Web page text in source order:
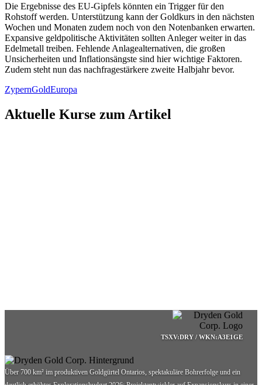
Die Ergebnisse des EU-Gipfels könnten ein Trigger für den
Rohstoff werden. Unterstützung kann der Goldkurs in den nächsten
Wochen und Monaten zudem noch von den Notenbanken erwarten.
Expansive geldpolitische Aktivitäten sollten Anleger weiter in das
Edelmetall treiben. Fehlende Anlagealternativen, die großen
Unsicherheiten und Inflationsängste sind hier wichtige Faktoren.
Zudem steht nun das nachfragestärkere zweite Halbjahr bevor.
ZypernGoldEuropa
Aktuelle Kurse zum Artikel
TSXV:DRY / WKN:A3E1GE
Über 700 km² im produktiven Goldgürtel Ontarios, spektakuläre Bohrerfolge und ein